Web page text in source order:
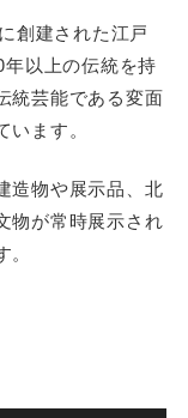
創建された江戸
以上の伝統を持
統芸能である変面
ます。
造物や展示品、北
物が常時展示され